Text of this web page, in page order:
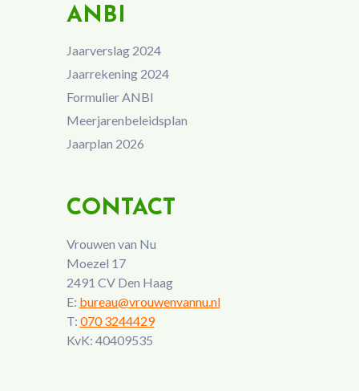
ANBI
Jaarverslag 2024
Jaarrekening 2024
Formulier ANBI
Meerjarenbeleidsplan
Jaarplan 2026
CONTACT
Vrouwen van Nu
Moezel 17
2491 CV Den Haag
E: bureau@vrouwenvannu.nl
T: 070 3244429
KvK: 40409535